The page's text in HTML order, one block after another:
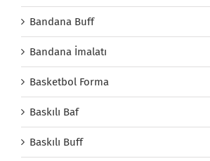
Bandana Buff
Bandana İmalatı
Basketbol Forma
Baskılı Baf
Baskılı Buff